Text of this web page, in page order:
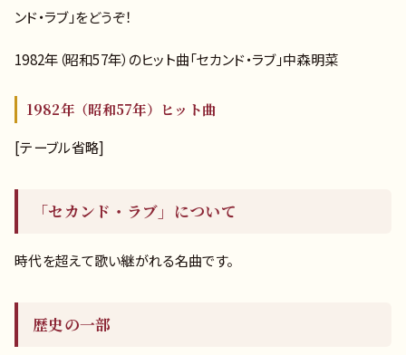
ンド・ラブ」をどうぞ！
1982年（昭和57年）のヒット曲「セカンド・ラブ」中森明菜
1982年（昭和57年）ヒット曲
[テーブル省略]
「セカンド・ラブ」について
時代を超えて歌い継がれる名曲です。
歴史の一部